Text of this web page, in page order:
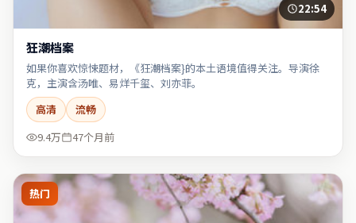
22:54
狂潮档案
如果你喜欢惊悚题材，《狂潮档案}的本土语境值得关注。导演徐
克，主演含汤唯、易烊千玺、刘亦菲。
高清
流畅
9.4万
47个月前
热门